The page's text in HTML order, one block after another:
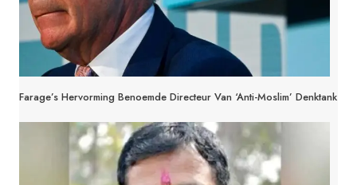
Farage’s Hervorming Benoemde Directeur Van ‘anti-Moslim’ Denktank